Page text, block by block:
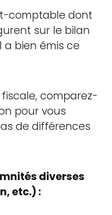
comptable dont
sur le bilan
a bien émis ce
comparez-
pour vous
de différences
diverses
etc.) :